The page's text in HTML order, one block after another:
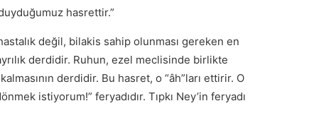
hasrettir.”
değil, bilakis sahip olunması gereken en
derdidir. Ruhun, ezel meclisinde birlikte
derdidir. Bu hasret, o “âh”ları ettirir. O
istiyorum!” feryadıdır. Tıpkı Ney’in feryadı